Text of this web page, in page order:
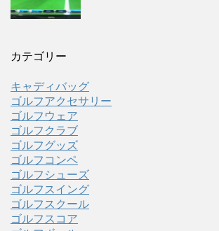
カテゴリー
キャディバッグ
ゴルフアクセサリー
ゴルフウェア
ゴルフクラブ
ゴルフグッズ
ゴルフコンペ
ゴルフシューズ
ゴルフスイング
ゴルフスクール
ゴルフスコア